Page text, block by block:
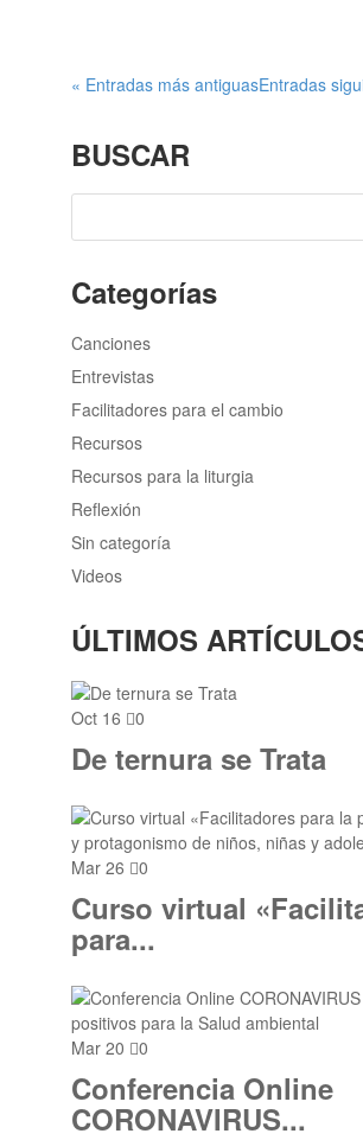
« Entradas más antiguasEntradas
BUSCAR
Categorías
Canciones
Entrevistas
Facilitadores para el cambio
Recursos
Recursos para la liturgia
Reflexión
Sin categoría
Videos
ÚLTIMOS
Oct 16 0
De ternura se Trata
Mar 26 0
Curso virtual
para...
Mar 20 0
Conferencia Online
CORONAVIRUS...